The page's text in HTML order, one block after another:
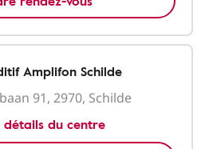
Amplifon Schilde
91, 2970, Schilde
détails du centre